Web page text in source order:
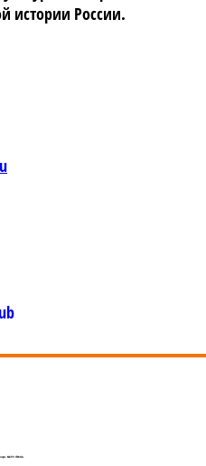
истории России.
спорт» МАТЧ! СТРАНА.